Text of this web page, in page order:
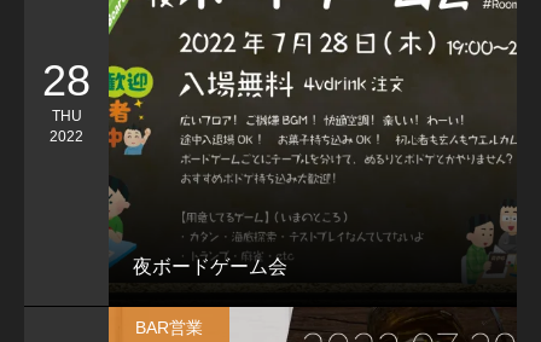
28
THU
2022
夜ボードゲーム会
BAR営業